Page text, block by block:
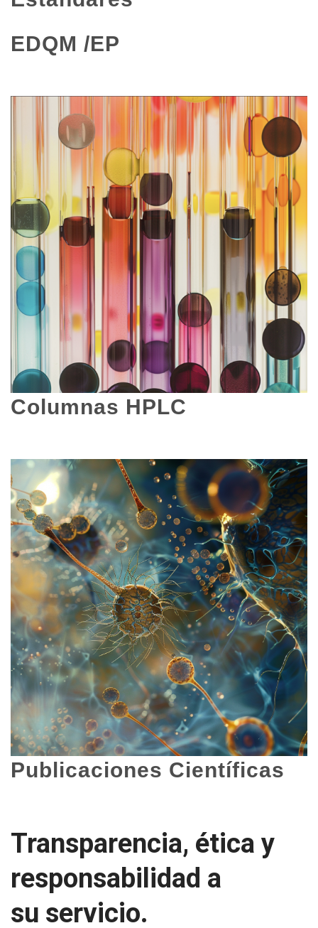
EDQM /EP
Columnas HPLC
Publicaciones Científicas
Transparencia, ética y
responsabilidad a
su servicio.